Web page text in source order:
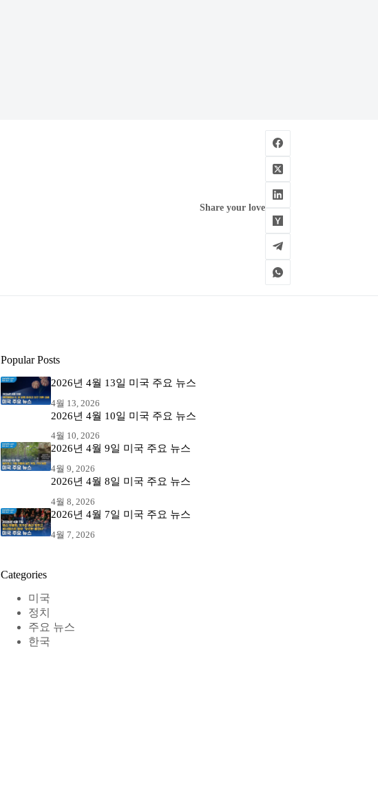
Share your love
Popular Posts
2026년 4월 13일 미국 주요 뉴스
4월 13, 2026
2026년 4월 10일 미국 주요 뉴스
4월 10, 2026
2026년 4월 9일 미국 주요 뉴스
4월 9, 2026
2026년 4월 8일 미국 주요 뉴스
4월 8, 2026
2026년 4월 7일 미국 주요 뉴스
4월 7, 2026
Categories
미국
정치
주요 뉴스
한국